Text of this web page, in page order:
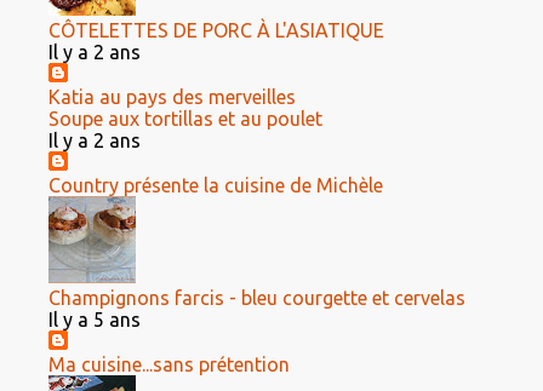
CÔTELETTES DE PORC À L'ASIATIQUE
Il y a 2 ans
Katia au pays des merveilles
Soupe aux tortillas et au poulet
Il y a 2 ans
Country présente la cuisine de Michèle
Champignons farcis - bleu courgette et cervelas
Il y a 5 ans
Ma cuisine...sans prétention